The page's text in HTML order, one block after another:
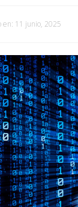
en: 11 junio, 2025